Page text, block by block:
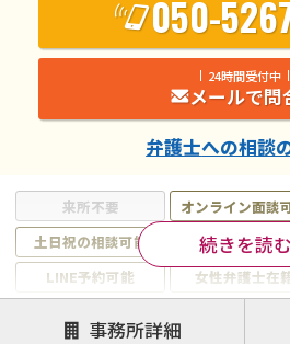
来所不要 オンライン面談
土日祝の相談可能
19時以降電話可
LINE予約可能
女性弁護士在
注力案件
続きを読む
050-
24時間受付中
メールで問
弁護士への相談
事務所詳細